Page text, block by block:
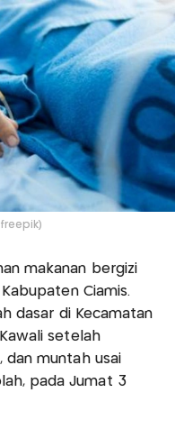
makanan bergizi
Ciamis.
dasar di Kecamatan
setelah
dan muntah usai
pada Jumat 3